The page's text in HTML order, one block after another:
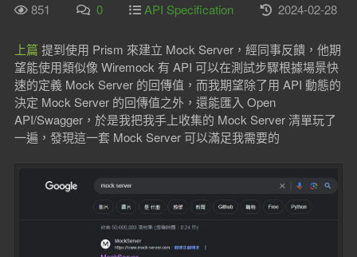
851 0 API Specification 2024-02-28
上篇提到使用 Prism 來建立 Mock Server，經同事反饋，他期
望能使用類似像 Wiremock 有 API 可以在測試步驟根據場景快
速的定義 Mock Server 的回傳值，而我期望除了用 API 動態的
決定 Mock Server 的回傳值之外，還能匯入 Open
API/Swagger，於是我把我手上收集的 Mock Server 清單玩了
一遍，發現這一套 Mock Server 可以滿足我需要的